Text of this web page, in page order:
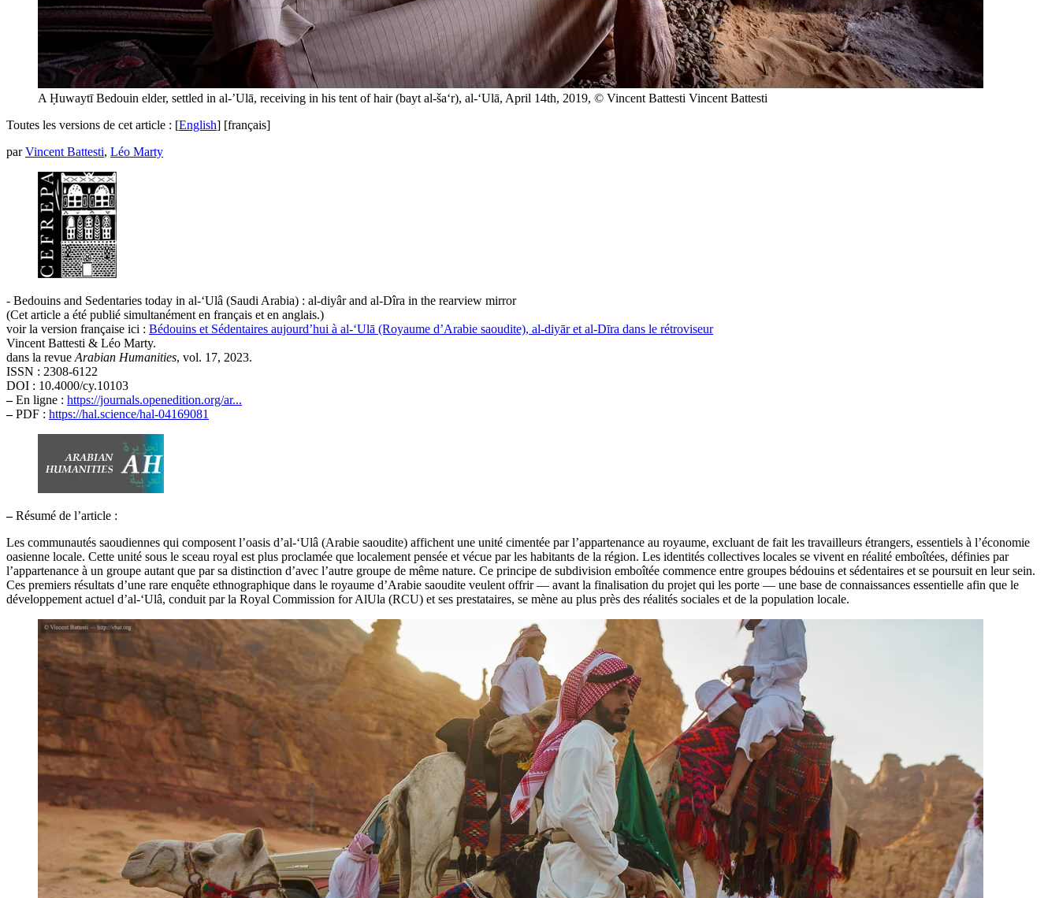
A Ḥuwaytī Bedouin elder, settled in al-’Ulā, receiving in his tent of hair (bayt al-ša‘r), al-‘Ulā, April 14th, 2019, © Vincent Battesti Vincent Battesti
Toutes les versions de cet article : [English] [français]
parVincent Battesti, Léo Marty
- Bedouins and Sedentaries today in al-‘Ulâ (Saudi Arabia) : al-diyâr and al-Dîra in the rearview mirror
(Cet article a été publié simultanément en français et en anglais.)
voir la version française ici : Bédouins et Sédentaires aujourd’hui à al-‘Ulā (Royaume d’Arabie saoudite), al-diyār et al-Dīra dans le rétroviseur
Vincent Battesti & Léo Marty.
dans la revueArabian Humanities, vol. 17, 2023.
ISSN : 2308-6122
DOI : 10.4000/cy.10103
–En ligne : https://journals.openedition.org/ar...
–PDF : https://hal.science/hal-04169081
–Résumé de l’article :
Les communautés saoudiennes qui composent l’oasis d’al-‘Ulâ (Arabie saoudite) affichent une unité cimentée par l’appartenance au royaume, excluant de fait les travailleurs étrangers, essentiels à l’économie
oasienne locale. Cette unité sous le sceau royal est plus proclamée que localement pensée et vécue par les habitants de la région. Les identités collectives locales se vivent en réalité emboîtées, définies par
l’appartenance à un groupe autant que par sa distinction d’avec l’autre groupe de même nature. Ce principe de subdivision emboîtée commence entre groupes bédouins et sédentaires et se poursuit en leur sein.
Ces premiers résultats d’une rare enquête ethnographique dans le royaume d’Arabie saoudite veulent offrir — avant la finalisation du projet qui les porte — une base de connaissances essentielle afin que le
développement actuel d’al-‘Ulâ, conduit par la Royal Commission for AlUla (RCU) et ses prestataires, se mène au plus près des réalités sociales et de la population locale.